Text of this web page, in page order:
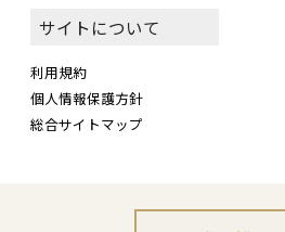
サイトについて
利用規約
個人情報保護方針
総合サイトマップ